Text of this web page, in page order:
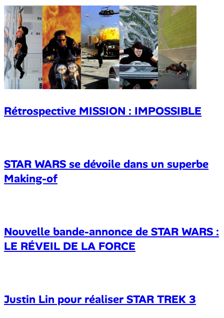
Rétrospective MISSION : IMPOSSIBLE
STAR WARS se dévoile dans un superbe
Making-of
Nouvelle bande-annonce de STAR WARS :
LE RÉVEIL DE LA FORCE
Justin Lin pour réaliser STAR TREK 3